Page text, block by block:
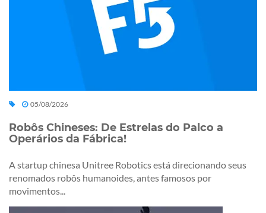
05/08/2026
Robôs Chineses: De Estrelas do Palco a
Operários da Fábrica!
A startup chinesa Unitree Robotics está direcionando seus
renomados robôs humanoides, antes famosos por
movimentos...